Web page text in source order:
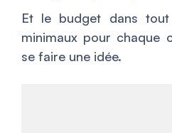
Et le budget dans
minimaux pour chaque
se faire une idée.